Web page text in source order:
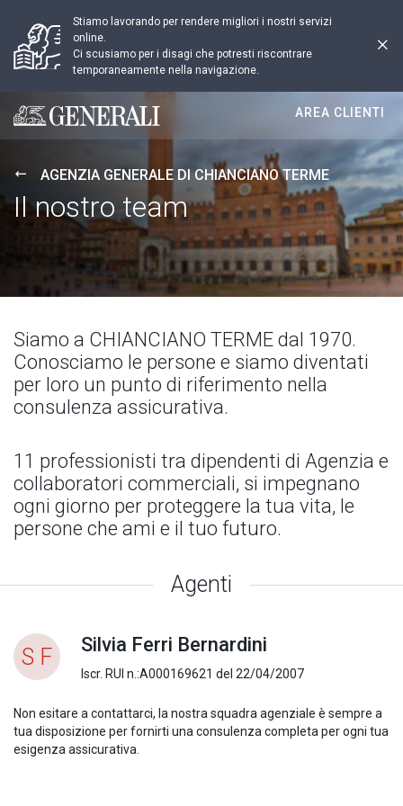
Stiamo lavorando per rendere migliori i nostri servizi
online.
Ci scusiamo per i disagi che potresti riscontrare
temporaneamente nella navigazione.
Generali logo
AREA CLIENTI
AGENZIA GENERALE DI CHIANCIANO TERME
Il nostro team
Siamo a CHIANCIANO TERME dal 1970.
Conosciamo le persone e siamo diventati
per loro un punto di riferimento nella
consulenza assicurativa.
11 professionisti tra dipendenti di Agenzia e
collaboratori commerciali, si impegnano
ogni giorno per proteggere la tua vita, le
persone che ami e il tuo futuro.
Agenti
S F Silvia Ferri Bernardini
Iscr. RUI n.:A000169621 del 22/04/2007
Non esitare a contattarci, la nostra squadra agenziale è sempre a
tua disposizione per fornirti una consulenza completa per ogni tua
esigenza assicurativa.